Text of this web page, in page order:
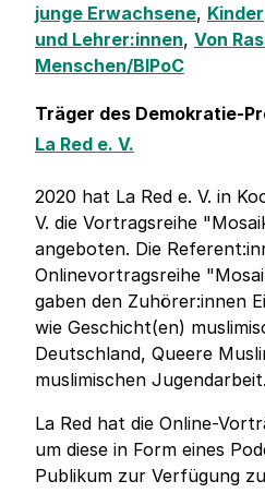
junge Erwachsene, Kinder
und Lehrer:innen, Von
Menschen/BIPoC
Träger des Demokratie-
La Red e. V.
2020 hat La Red e. V. in
V. die Vortragsreihe
angeboten. Die
Onlinevortragsreihe
gaben den Zuhörer:innen
wie Geschicht(en)
Deutschland, Queere
muslimischen Jugendarbeit.
La Red hat die Online-
um diese in Form eines
Publikum zur Verfügung